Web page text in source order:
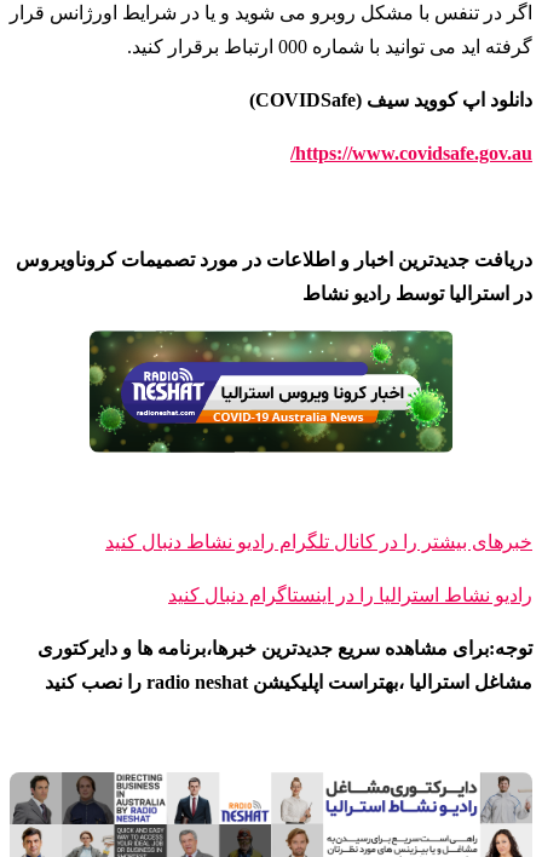
اگر در تنفس با مشکل روبرو می شوید و یا در شرایط اورژانس قرار
گرفته اید می توانید با شماره 000 ارتباط برقرار کنید
.
دانلود اپ کووید سیف (COVIDSafe)
https://www.covidsafe.gov.au/
دریافت جدیدترین اخبار و اطلاعات در مورد تصمیمات کروناویروس
در استرالیا توسط رادیو نشاط
خبرهای بیشتر را در کانال تلگرام رادیو نشاط دنبال کنید
رادیو نشاط ا سترالیا را در اینستاگرام دنبال کنید
توجه:برای مشاهده سریع جدیدترین خبرها،برنامه ها و دایرکتوری
مشاغل استرالیا ،بهتراست اپلیکیشن radio neshat را نصب کنید